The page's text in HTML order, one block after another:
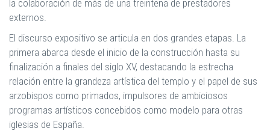
la colaboración de más de una treintena de prestadores
externos.
El discurso expositivo se articula en dos grandes etapas. La
primera abarca desde el inicio de la construcción hasta su
finalización a finales del siglo XV, destacando la estrecha
relación entre la grandeza artística del templo y el papel de sus
arzobispos como primados, impulsores de ambiciosos
programas artísticos concebidos como modelo para otras
iglesias de España.